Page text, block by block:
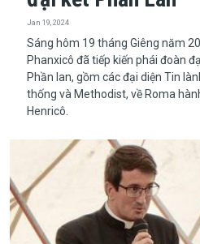
Jan 19, 2024
​​​​​​​Sáng hôm 19 tháng Giêng năm
Phanxicô đã tiếp kiến phái đoàn
Phần lan, gồm các đại diện Tin
thống và Methodist, về Roma
Henricô.